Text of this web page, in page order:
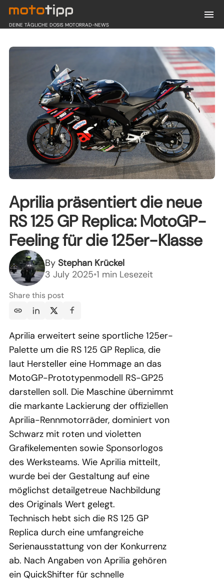
DEINE TÄGLICHE DOSIS MOTORRAD-NEWS
Aprilia präsentiert die neue
RS 125 GP Replica: MotoGP-
Feeling für die 125er-Klasse
By Stephan Krückel
3 July 2025•1 min Lesezeit
Share this post
Aprilia erweitert seine sportliche 125er-
Palette um die RS 125 GP Replica, die
laut Hersteller eine Hommage an das
MotoGP-Prototypenmodell RS-GP25
darstellen soll. Die Maschine übernimmt
die markante Lackierung der offiziellen
Aprilia-Rennmotorräder, dominiert von
Schwarz mit roten und violetten
Grafikelementen sowie Sponsorlogos
des Werksteams. Wie Aprilia mitteilt,
wurde bei der Gestaltung auf eine
möglichst detailgetreue Nachbildung
des Originals Wert gelegt.
Technisch hebt sich die RS 125 GP
Replica durch eine umfangreiche
Serienausstattung von der Konkurrenz
ab. Nach Angaben von Aprilia gehören
ein QuickShifter für schnelle